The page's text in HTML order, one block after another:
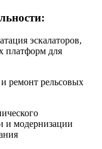
эскалаторов,
платформ для
ремонт рельсовых
и модернизации